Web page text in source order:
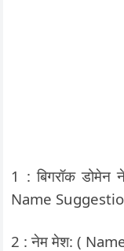
1 : बिगरॉक
Name
2 : नेम मेश: (